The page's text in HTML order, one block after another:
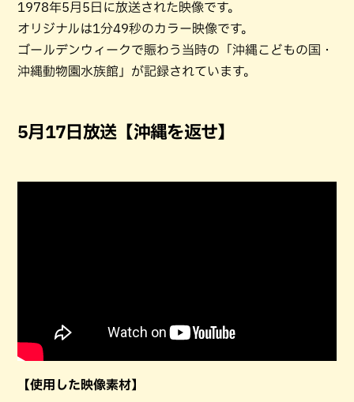
1978年5月5日に放送された映像です。
オリジナルは1分49秒のカラー映像です。
ゴールデンウィークで賑わう当時の「沖縄こどもの国・
沖縄動物園水族館」が記録されています。
5月17日放送【沖縄を返せ】
【使用した映像素材】